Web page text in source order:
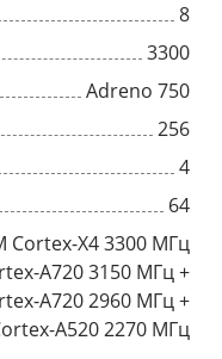
8
3300
Adreno 750
256
4
64
Cortex-X4 3300 МГц
A720 3150 МГц +
A720 2960 МГц +
A520 2270 МГц